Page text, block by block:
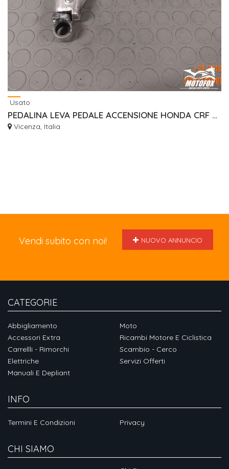
Usato
PEDALINA LEVA PEDALE ACCENSIONE HONDA CRF 450 2002/2008
Vicenza, Italia
Vendi subito con noi! NUOVO ANNUNCIO
CATEGORIE
Abbigliamento
Accessori Extra
Carrellli - Rimorchi
Elettriche
Manuali E Depliant
Moto
Ricambi Motore E Ciclistica
Scambio - Cerco
Servizi Offerti
INFO
Termini E Condizioni Privacy
CHI SIAMO